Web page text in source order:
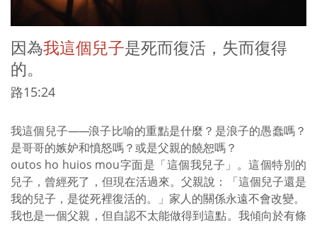
因為我這個兒子是死而復活，失而復得
的。
路15:24
我這個兒子——浪子比喻的重點是什麼？是浪子的愚蠢嗎？
是哥哥的嫉妒和憤怒嗎？或是父親的饒恕嗎？
outos ho huios mou字面是「這個我兒子」。這個特別的
兒子，曾經死了，但現在活過來。父親說：「這個兒子還是
我的兒子，是從死裡復活的。」家人的關係永遠不會改變。
我也是一個父親，但自認不太能做得到這點。我傾向於有條